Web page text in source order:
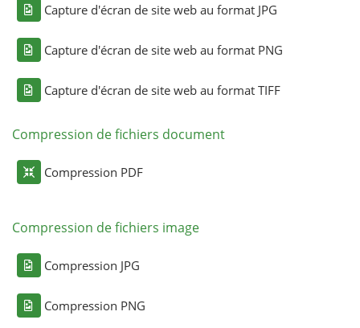
Capture d'écran de site web au format JPG
Capture d'écran de site web au format PNG
Capture d'écran de site web au format TIFF
Compression de fichiers document
Compression PDF
Compression de fichiers image
Compression JPG
Compression PNG